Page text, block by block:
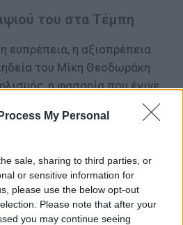
My Personal
sale, sharing to third parties, or
or sensitive information for
please use the below opt-out
Please note that after your
you may continue seeing
του στα Τέμπη
ευπρέπεια, η αξιοπρέπεια.
του Μίκη Θεοδωράκη
η φασαρία που έγινε.
της τάξεως.
τελευταία. Είναι πολύ
στα Τέμπη. Ηρνήθην να
δέκτες γιατί
27 ετών. Στην κηδεία ο